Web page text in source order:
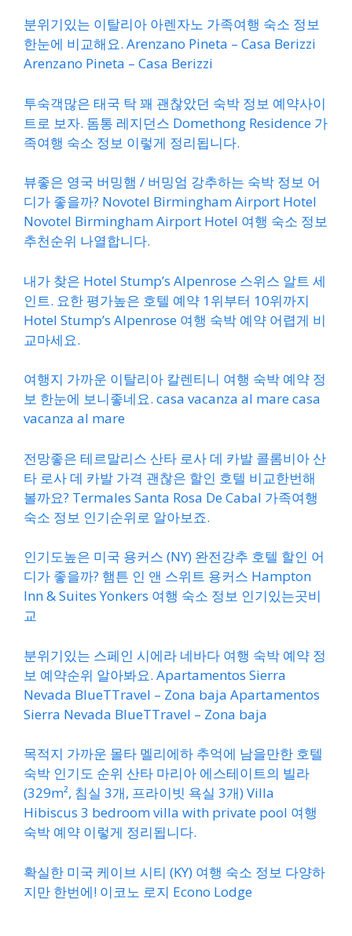
분위기있는 이탈리아 아렌자노 가족여행 숙소 정보
한눈에 비교해요. Arenzano Pineta – Casa Berizzi
Arenzano Pineta – Casa Berizzi
투숙객많은 태국 탁 꽤 괜찮았던 숙박 정보 예약사이
트로 보자. 돔통 레지던스 Domethong Residence 가
족여행 숙소 정보 이렇게 정리됩니다.
뷰좋은 영국 버밍햄 / 버밍엄 강추하는 숙박 정보 어
디가 좋을까? Novotel Birmingham Airport Hotel
Novotel Birmingham Airport Hotel 여행 숙소 정보
추천순위 나열합니다.
내가 찾은 Hotel Stump’s Alpenrose 스위스 알트 세
인트. 요한 평가높은 호텔 예약 1위부터 10위까지
Hotel Stump’s Alpenrose 여행 숙박 예약 어렵게 비
교마세요.
여행지 가까운 이탈리아 칼렌티니 여행 숙박 예약 정
보 한눈에 보니좋네요. casa vacanza al mare casa
vacanza al mare
전망좋은 테르말리스 산타 로사 데 카발 콜롬비아 산
타 로사 데 카발 가격 괜찮은 할인 호텔 비교한번해
볼까요? Termales Santa Rosa De Cabal 가족여행
숙소 정보 인기순위로 알아보죠.
인기도높은 미국 용커스 (NY) 완전강추 호텔 할인 어
디가 좋을까? 햄튼 인 앤 스위트 용커스 Hampton
Inn & Suites Yonkers 여행 숙소 정보 인기있는곳비
교
분위기있는 스페인 시에라 네바다 여행 숙박 예약 정
보 예약순위 알아봐요. Apartamentos Sierra
Nevada BlueTTravel – Zona baja Apartamentos
Sierra Nevada BlueTTravel – Zona baja
목적지 가까운 몰타 멜리에하 추억에 남을만한 호텔
숙박 인기도 순위 산타 마리아 에스테이트의 빌라
(329m², 침실 3개, 프라이빗 욕실 3개) Villa
Hibiscus 3 bedroom villa with private pool 여행
숙박 예약 이렇게 정리됩니다.
확실한 미국 케이브 시티 (KY) 여행 숙소 정보 다양하
지만 한번에! 이코노 로지 Econo Lodge